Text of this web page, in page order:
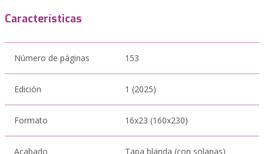
Características
Número de páginas 153
Edición 1 (2025)
Formato 16x23 (160x230)
Acabado Tapa blanda (con solapas)